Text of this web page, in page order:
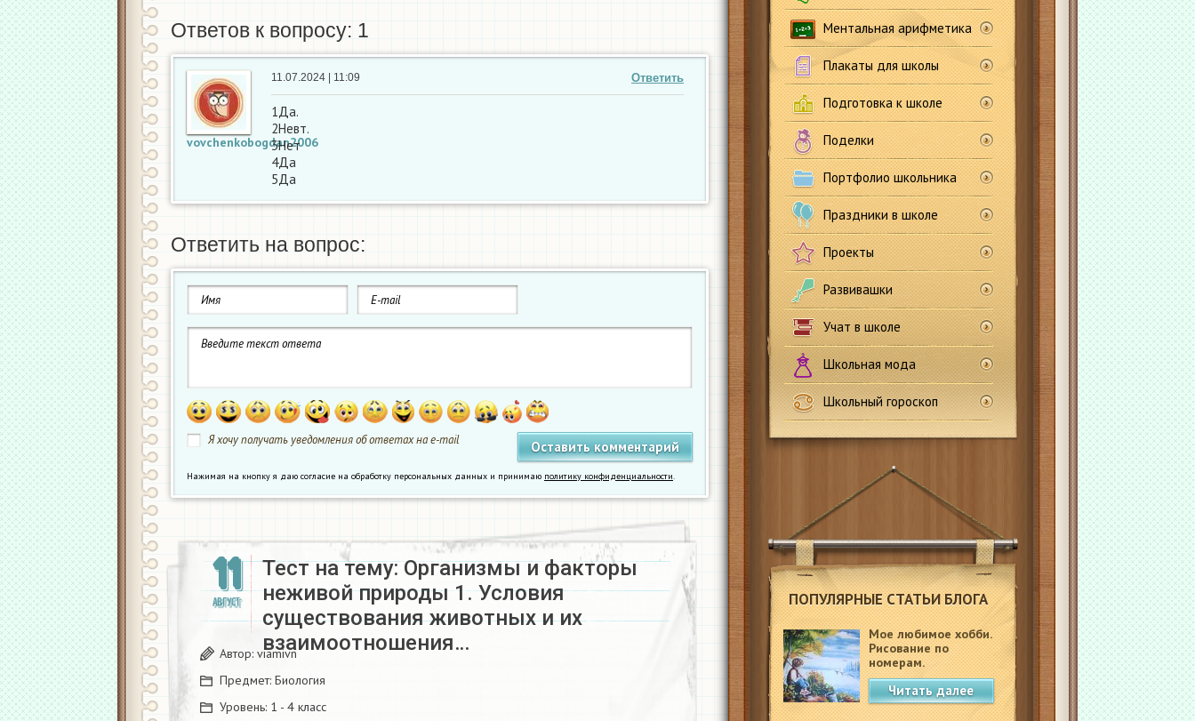
Ментальная арифметика
Плакаты для школы
Подготовка к школе
Поделки
Портфолио школьника
Праздники в школе
Проекты
Развивашки
Учат в школе
Школьная мода
Школьный гороскоп
ПОПУЛЯРНЫЕ СТАТЬИ БЛОГА
Мое любимое хобби.
Рисование по
номерам.
Читать далее
Ответов к вопросу: 1
vovchenkobogdan2006
Ответить
11.07.2024 | 11:09
1Да.
2Невт.
3Нет
4Да
5Да
Ответить на вопрос:
Я хочу получать уведомления об ответах на e-mail
Нажимая на кнопку я даю согласие на обработку персональных данных и принимаю политику конфиденциальности.
11
АВГУСТ
Тест на тему: Организмы и факторы
неживой природы 1. Условия
существования животных и их
взаимоотношения…
Автор: viamivn
Предмет: Биология
Уровень: 1 - 4 класс